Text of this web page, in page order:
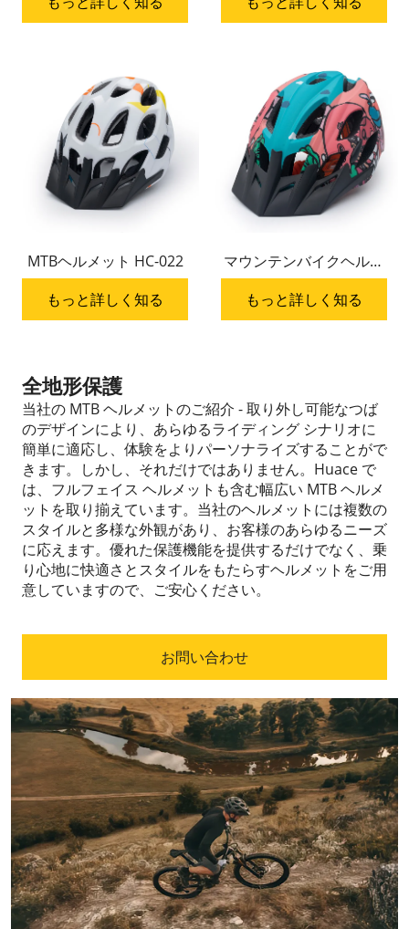
MTBヘルメット HC-022
もっと詳しく知る
マウンテンバイクヘルメ
ット HC-015
もっと詳しく知る
全地形保護
当社の MTB ヘルメットのご紹介 - 取り外し可能なつば
のデザインにより、あらゆるライディング シナリオに
簡単に適応し、体験をよりパーソナライズすることがで
きます。しかし、それだけではありません。Huace で
は、フルフェイス ヘルメットも含む幅広い MTB ヘルメ
ットを取り揃えています。当社のヘルメットには複数の
スタイルと多様な外観があり、お客様のあらゆるニーズ
に応えます。優れた保護機能を提供するだけでなく、乗
り心地に快適さとスタイルをもたらすヘルメットをご用
意していますので、ご安心ください。
お問い合わせ